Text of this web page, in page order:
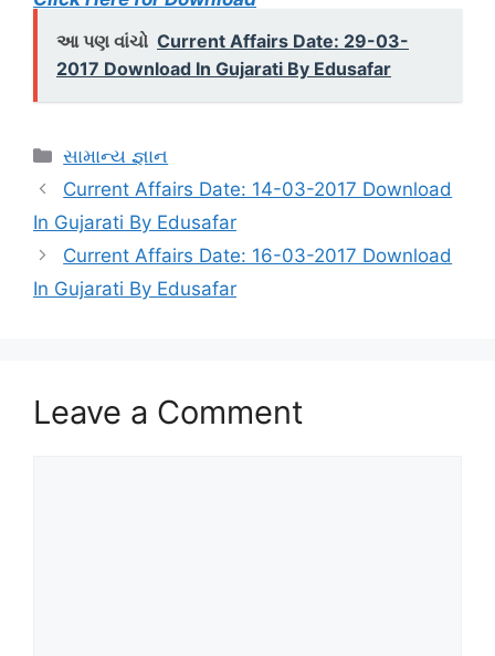
આ પણ વાંચો Current Affairs Date: 29-03-
2017 Download In Gujarati By Edusafar
Categories
સામાન્ય જ્ઞાન
Current Affairs Date: 14-03-2017 Download
In Gujarati By Edusafar
Current Affairs Date: 16-03-2017 Download
In Gujarati By Edusafar
Leave a Comment